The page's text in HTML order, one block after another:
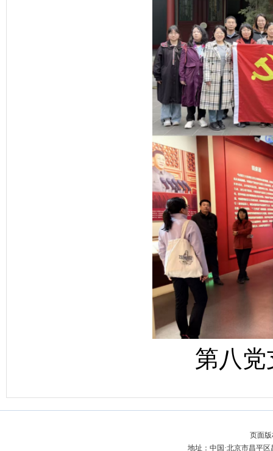
第八
页面
地址：中国·北京市昌平